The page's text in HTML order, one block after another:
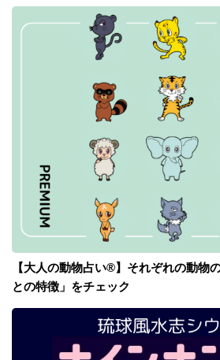
【大人の動物占い®】それぞれの動物
との特徴」をチェック